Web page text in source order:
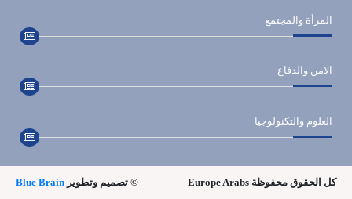
المرأة والمجتمع
الامن والدفاع
العلوم والتكنولوجيا
كل الحقوق محفوظة Europe Arabs © تصميم وتطوير Blue Brain